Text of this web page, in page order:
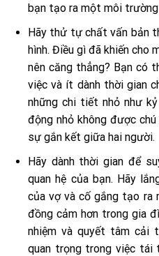
bạn tạo ra một môi trường
Hãy thử tự chất vấn bản
hình. Điều gì đã khiến cho
nên căng thẳng? Bạn có
việc và ít dành thời gian
những chi tiết nhỏ như
động nhỏ không được
sự gắn kết giữa hai người.
Hãy dành thời gian để
quan hệ của bạn. Hãy
của vợ và cố gắng tạo ra
đồng cảm hơn trong gia
nhiệm và quyết tâm cải
quan trọng trong việc tái